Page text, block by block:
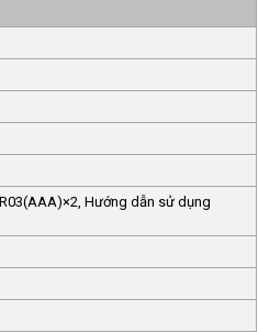
Hướng dẫn sử dụng